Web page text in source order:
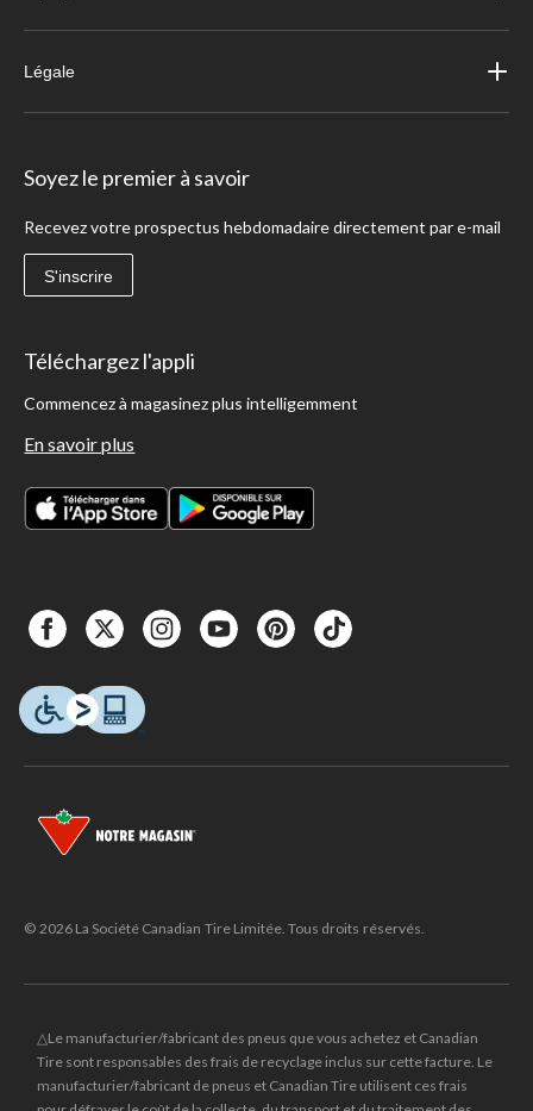
Légale
Soyez le premier à savoir
Recevez votre prospectus hebdomadaire directement par e-mail
S'inscrire
Téléchargez l'appli
Commencez à magasinez plus intelligemment
En savoir plus
© 2026 La Société Canadian Tire Limitée. Tous droits réservés.
△Le manufacturier/fabricant des pneus que vous achetez et Canadian
Tire sont responsables des frais de recyclage inclus sur cette facture. Le
manufacturier/fabricant de pneus et Canadian Tire utilisent ces frais